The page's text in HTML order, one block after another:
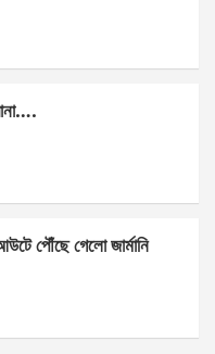
পৌঁছে গেলো জার্মানি